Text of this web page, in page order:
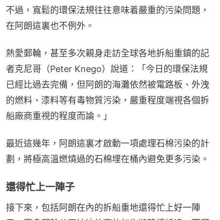
不過，寬鬆的環保法規往往意味着嚴重的污染問題，
在阿朗這裏也不例外。
熱愛郵輪，甚至多次親身走訪全球各地拆船重鎮的記
者克尼哥（Peter Knego）說道：「今日的環保法規
已經比過去完備，但阿朗的海灘依然被電路板、外洩
的燃料、漆料等有毒物質污染，嚴重程度端視各個拆
船廠商重視的程度而論。」
最近這幾年，阿朗這裏才啟動一項處理石棉污染的計
劃，將極高溫燃燒過的石棉埋在桶內避免更多污染。
還得忙上一陣子
接下來，包括阿朗在內的拆船重地還得忙上好一陣